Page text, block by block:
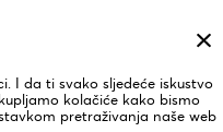
I da ti svako sljedeće iskustvo
kolačiće kako bismo
pretraživanja naše web